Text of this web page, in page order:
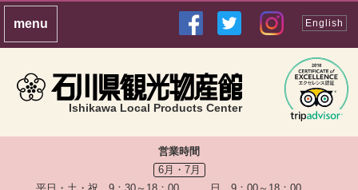
Ishikawa Local Products Center
English
営業時間
6月・7月